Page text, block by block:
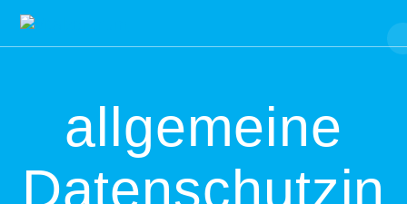
content
allgemeine
Datenschutzin